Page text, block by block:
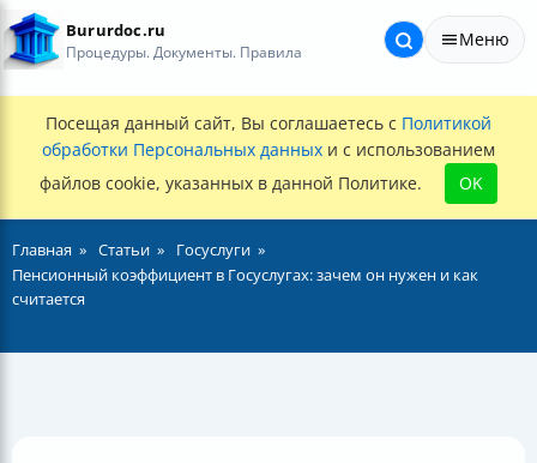
Bururdoc.ru
Процедуры. Документы. Правила
Меню
Посещая данный сайт, Вы соглашаетесь с Политикой
обработки Персональных данных и с использованием
файлов cookie, указанных в данной Политике.
OK
Главная Статьи
Госуслуги
Пенсионный коэффициент в Госуслугах: зачем он нужен и как
считается